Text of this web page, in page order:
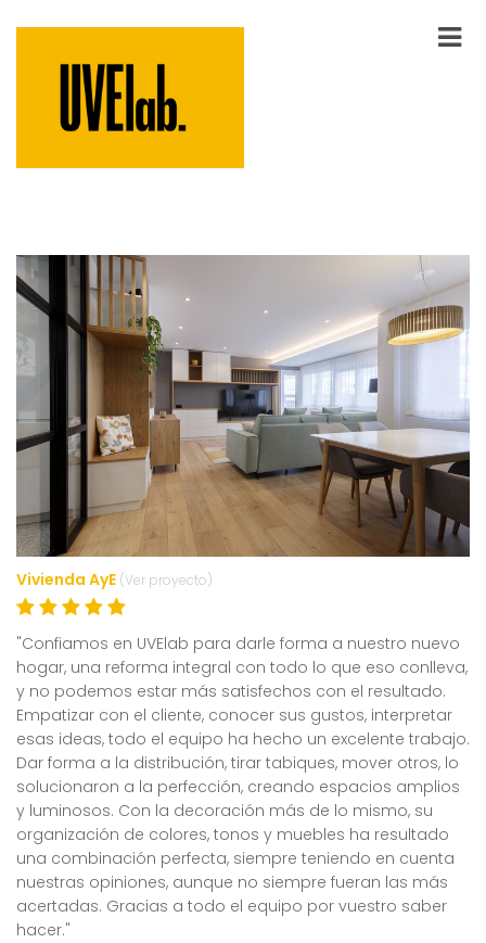
Vivienda AyE (Ver proyecto)
"Confiamos en UVElab para darle forma a nuestro nuevo
hogar, una reforma integral con todo lo que eso conlleva,
y no podemos estar más satisfechos con el resultado.
Empatizar con el cliente, conocer sus gustos, interpretar
esas ideas, todo el equipo ha hecho un excelente trabajo.
Dar forma a la distribución, tirar tabiques, mover otros, lo
solucionaron a la perfección, creando espacios amplios
y luminosos. Con la decoración más de lo mismo, su
organización de colores, tonos y muebles ha resultado
una combinación perfecta, siempre teniendo en cuenta
nuestras opiniones, aunque no siempre fueran las más
acertadas. Gracias a todo el equipo por vuestro saber
hacer."